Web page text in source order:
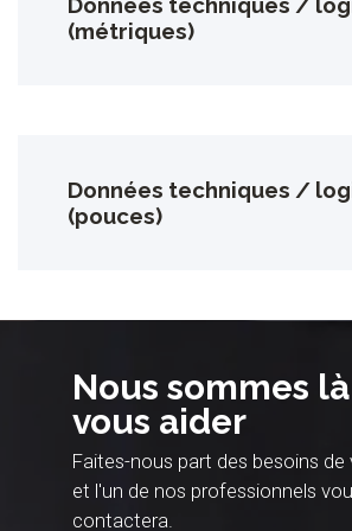
(métriques)
Données techniques /
(pouces)
Nous sommes
vous aider
Faites-nous part des besoins de
et l'un de nos professionnels
contactera.